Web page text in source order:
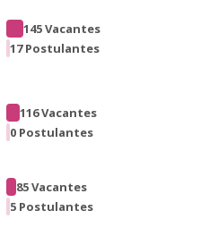
145 Vacantes
17 Postulantes
116 Vacantes
0 Postulantes
85 Vacantes
5 Postulantes